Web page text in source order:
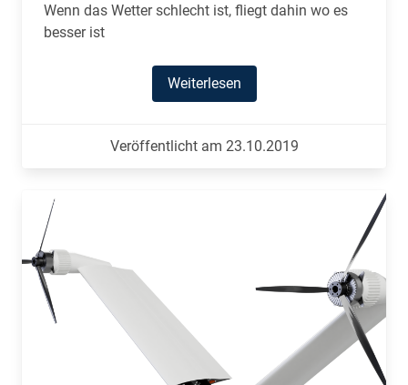
Wenn das Wetter schlecht ist, fliegt dahin wo es
besser ist
Weiterlesen
Veröffentlicht am 23.10.2019